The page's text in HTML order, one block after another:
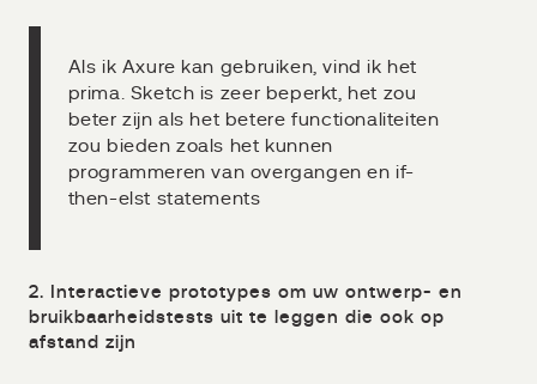
Als ik Axure kan gebruiken, vind ik het
prima. Sketch is zeer beperkt, het zou
beter zijn als het betere functionaliteiten
zou bieden zoals het kunnen
programmeren van overgangen en if-
then-elst statements
2. Interactieve prototypes om uw ontwerp- en
bruikbaarheidstests uit te leggen die ook op
afstand zijn